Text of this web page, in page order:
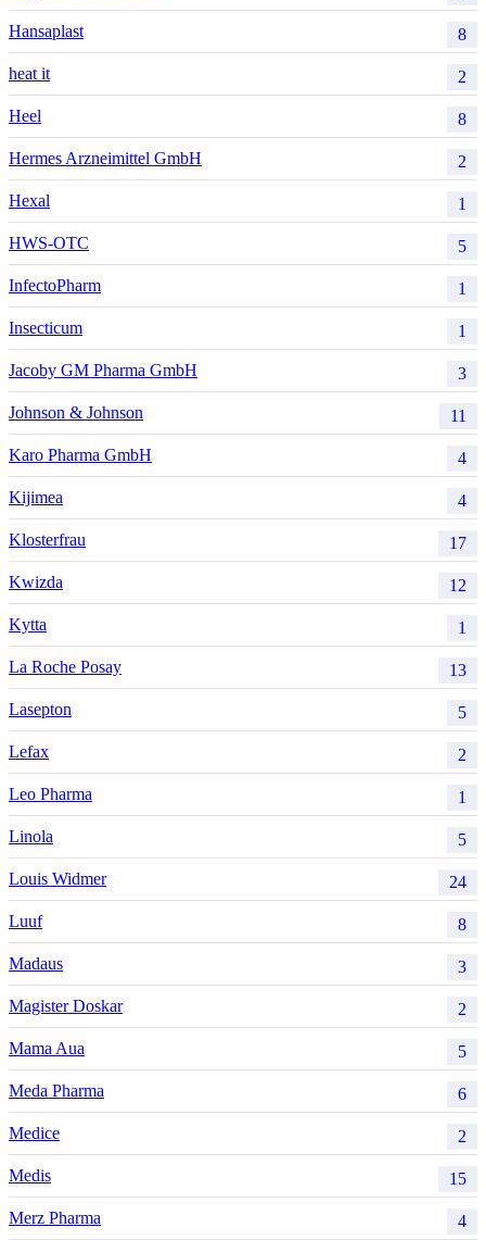
Hansaplast 8
heat it 2
Heel 8
Hermes Arzneimittel GmbH 2
Hexal 1
HWS-OTC 5
InfectoPharm 1
Insecticum 1
Jacoby GM Pharma GmbH 3
Johnson & Johnson 11
Karo Pharma GmbH 4
Kijimea 4
Klosterfrau 17
Kwizda 12
Kytta 1
La Roche Posay 13
Lasepton 5
Lefax 2
Leo Pharma 1
Linola 5
Louis Widmer 24
Luuf 8
Madaus 3
Magister Doskar 2
Mama Aua 5
Meda Pharma 6
Medice 2
Medis 15
Merz Pharma 4